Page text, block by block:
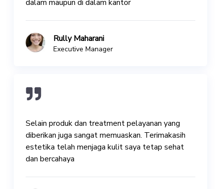
dalam maupun di dalam kantor
Rully Maharani
Executive Manager
Selain produk dan treatment pelayanan yang
diberikan juga sangat memuaskan. Terimakasih
estetika telah menjaga kulit saya tetap sehat
dan bercahaya